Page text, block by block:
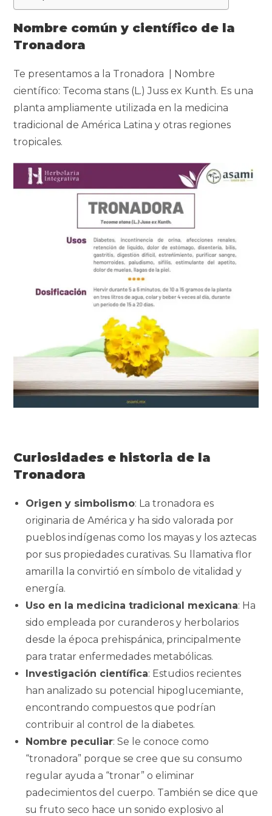
Nombre común y científico de la
Tronadora
Te presentamos a la Tronadora | Nombre
científico: Tecoma stans (L.) Juss ex Kunth. Es una
planta ampliamente utilizada en la medicina
tradicional de América Latina y otras regiones
tropicales.
Curiosidades e historia de la
Tronadora
Origen y simbolismo: La tronadora es
originaria de América y ha sido valorada por
pueblos indígenas como los mayas y los aztecas
por sus propiedades curativas. Su llamativa flor
amarilla la convirtió en símbolo de vitalidad y
energía.
Uso en la medicina tradicional mexicana: Ha
sido empleada por curanderos y herbolarios
desde la época prehispánica, principalmente
para tratar enfermedades metabólicas.
Investigación científica: Estudios recientes
han analizado su potencial hipoglucemiante,
encontrando compuestos que podrían
contribuir al control de la diabetes.
Nombre peculiar: Se le conoce como
“tronadora” porque se cree que su consumo
regular ayuda a “tronar” o eliminar
padecimientos del cuerpo. También se dice que
su fruto seco hace un sonido explosivo al